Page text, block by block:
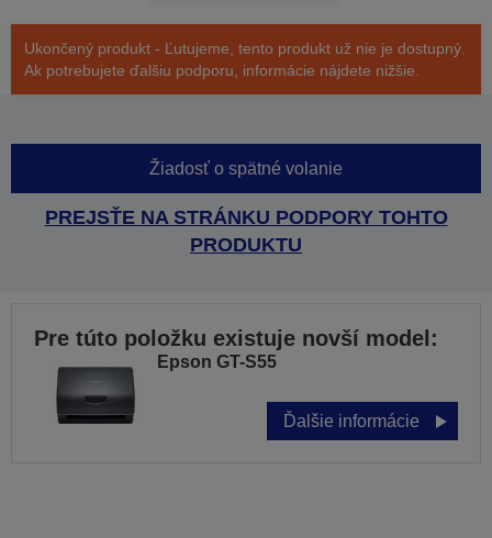
Ukončený produkt - Ľutujeme, tento produkt už nie je dostupný.
Ak potrebujete ďalšiu podporu, informácie nájdete nižšie.
Žiadosť o spätné volanie
PREJSŤE NA STRÁNKU PODPORY TOHTO
PRODUKTU
Pre túto položku existuje novší model:
Epson GT-S55
Ďalšie informácie